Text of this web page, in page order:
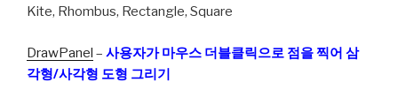
Kite, Rhombus, Rectangle, Square
DrawPanel – 사용자가 마우스 더블클릭으로 점을 찍어 삼
각형/사각형 도형 그리기